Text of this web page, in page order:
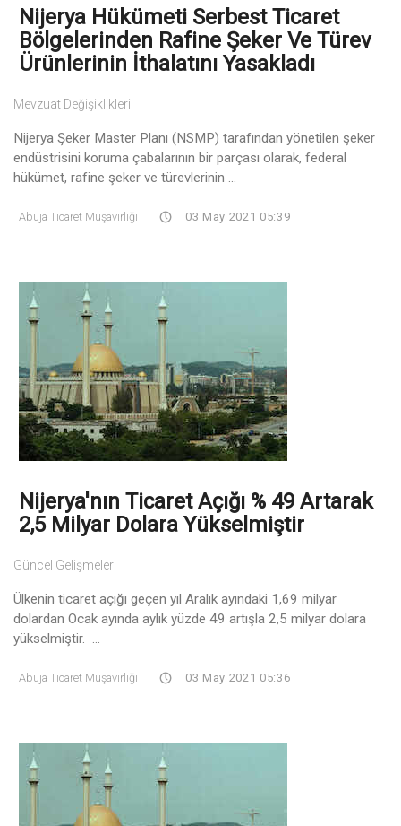
Nijerya Hükümeti Serbest Ticaret
Bölgelerinden Rafine Şeker Ve Türev
Ürünlerinin İthalatını Yasakladı
Mevzuat Değişiklikleri
Nijerya Şeker Master Planı (NSMP) tarafından yönetilen şeker
endüstrisini koruma çabalarının bir parçası olarak, federal
hükümet, rafine şeker ve türevlerinin ...
Abuja Ticaret Müşavirliği 03 May 2021 05:39
Nijerya'nın Ticaret Açığı % 49 Artarak
2,5 Milyar Dolara Yükselmiştir
Güncel Gelişmeler
Ülkenin ticaret açığı geçen yıl Aralık ayındaki 1,69 milyar
dolardan Ocak ayında aylık yüzde 49 artışla 2,5 milyar dolara
yükselmiştir. ...
Abuja Ticaret Müşavirliği 03 May 2021 05:36